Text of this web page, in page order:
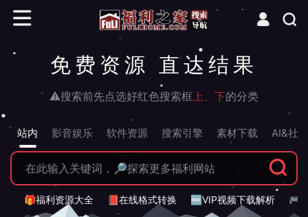
免费资源 直达结果
⚠搜索前先点选好红色搜索框上、下的分类
站内 影音娱乐 软件资源 搜索引擎 素材下载 AI&社区
🎁福利资源大全 📕在线格式转换 🆓VIP视频下载解析 🎮